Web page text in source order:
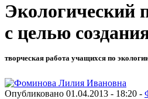
Экологический
с целью
творческая работа учащихся по
Опубликовано 01.04.2013 - 18:20 -